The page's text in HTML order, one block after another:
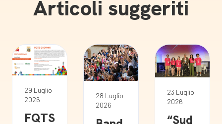
Articoli suggeriti
29 Luglio
2026
FQTS
28 Luglio
2026
23 Luglio
2026
“Sud